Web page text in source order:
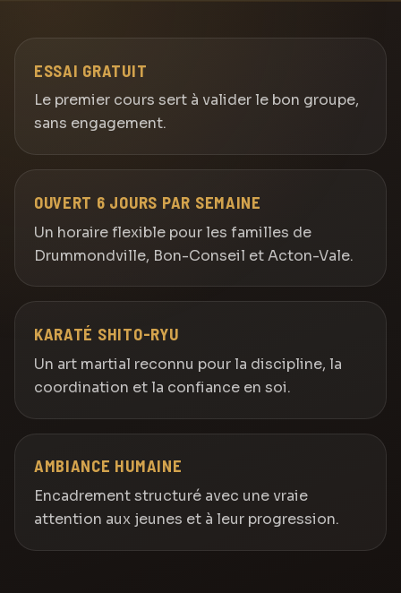
ESSAI GRATUIT
Le premier cours sert à valider le bon groupe,
sans engagement.
OUVERT 6 JOURS PAR SEMAINE
Un horaire flexible pour les familles de
Drummondville, Bon-Conseil et Acton-Vale.
KARATÉ SHITO-RYU
Un art martial reconnu pour la discipline, la
coordination et la confiance en soi.
AMBIANCE HUMAINE
Encadrement structuré avec une vraie
attention aux jeunes et à leur progression.